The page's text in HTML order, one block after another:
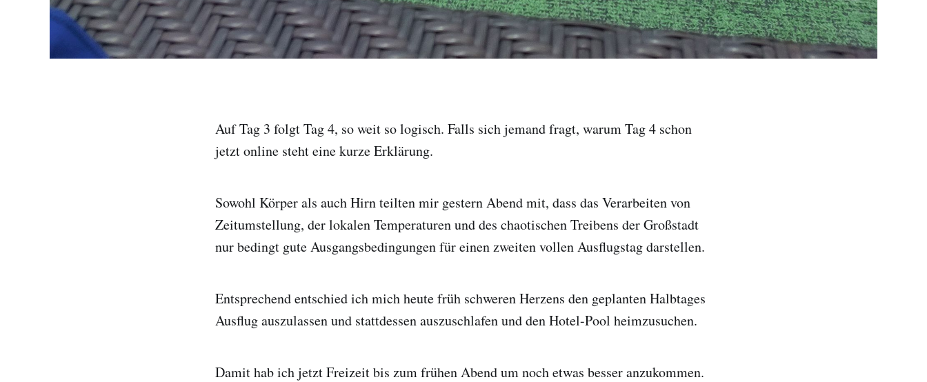
Auf Tag 3 folgt Tag 4, so weit so logisch. Falls sich jemand fragt, warum Tag 4 schon
jetzt online steht eine kurze Erklärung.
Sowohl Körper als auch Hirn teilten mir gestern Abend mit, dass das Verarbeiten von
Zeitumstellung, der lokalen Temperaturen und des chaotischen Treibens der Großstadt
nur bedingt gute Ausgangsbedingungen für einen zweiten vollen Ausflugstag darstellen.
Entsprechend entschied ich mich heute früh schweren Herzens den geplanten Halbtages
Ausflug auszulassen und stattdessen auszuschlafen und den Hotel-Pool heimzusuchen.
Damit hab ich jetzt Freizeit bis zum frühen Abend um noch etwas besser anzukommen.